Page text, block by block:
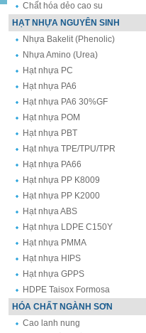
Chất hóa dẻo cao su
HẠT NHỰA NGUYÊN SINH
Nhựa Bakelit (Phenolic)
Nhựa Amino (Urea)
Hạt nhựa PC
Hạt nhựa PA6
Hạt nhựa PA6 30%GF
Hạt nhựa POM
Hạt nhựa PBT
Hạt nhựa TPE/TPU/TPR
Hạt nhựa PA66
Hạt nhựa PP K8009
Hạt nhựa PP K2000
Hạt nhựa ABS
Hạt nhựa LDPE C150Y
Hạt nhựa PMMA
Hạt nhựa HIPS
Hạt nhựa GPPS
HDPE Taisox Formosa
HÓA CHẤT NGÀNH SƠN
Cao lanh nung